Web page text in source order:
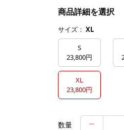
商品詳細を選択
サイズ： XL
S
23,800円
XL
23,800円
数量